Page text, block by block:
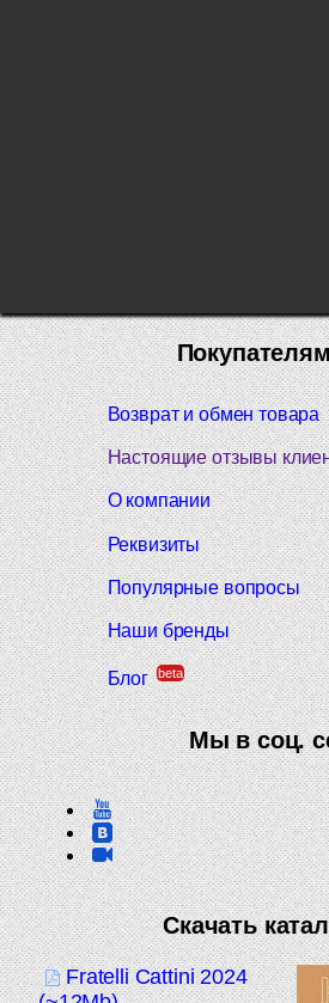
Возврат и обмен товара
Настоящие отзывы
О компании
Реквизиты
Популярные вопросы
Наши бренды
Блог beta
Мы в соц.
Скачать
Fratelli Cattini 2024